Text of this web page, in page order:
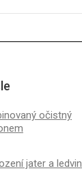
očistný
jater a ledvin